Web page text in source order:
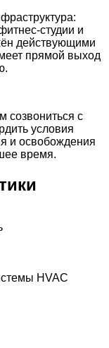
студии и
действующими
прямой выход
созвониться с
условия
и освобождения
время.
HVAC